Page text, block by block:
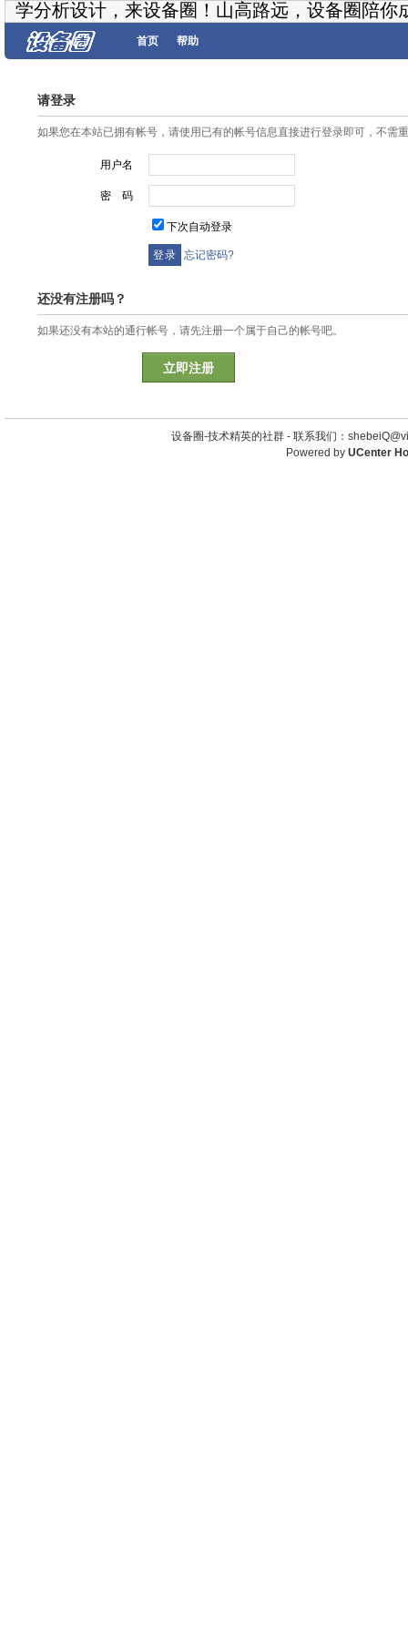
学分析设计，来设备圈！山高路远，设备圈陪你
首页 帮助
请登录
如果您在本站已拥有帐号，请使用已有的帐号信息直接进行登录即可，不需
用户名
密 码
下次自动登录
忘记密码?
还没有注册吗？
如果还没有本站的通行帐号，请先注册一个属于自己的帐号吧。
立即注册
设备圈-技术精英的社群 - 联系我们：
Powered by UCenter